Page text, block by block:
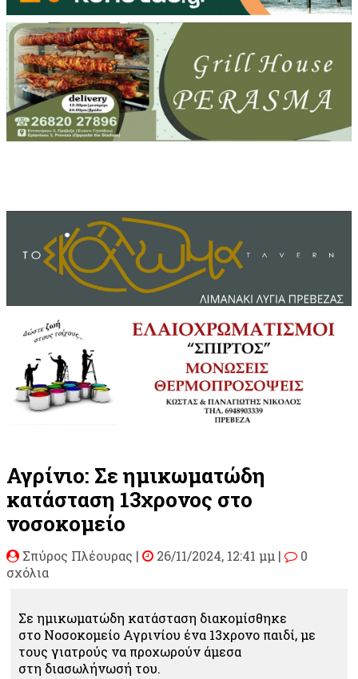
Αγρίνιο: Σε ημικωματώδη
κατάσταση 13χρονος στο
νοσοκομείο
Σπύρος Πλέουρας | 26/11/2024, 12:41 μμ |
0
σχόλια
Σε ημικωματώδη κατάσταση διακομίσθηκε
στο Νοσοκομείο Αγρινίου ένα 13χρονο παιδί, με
τους γιατρούς να προχωρούν άμεσα
στη διασωλήνωσή του.